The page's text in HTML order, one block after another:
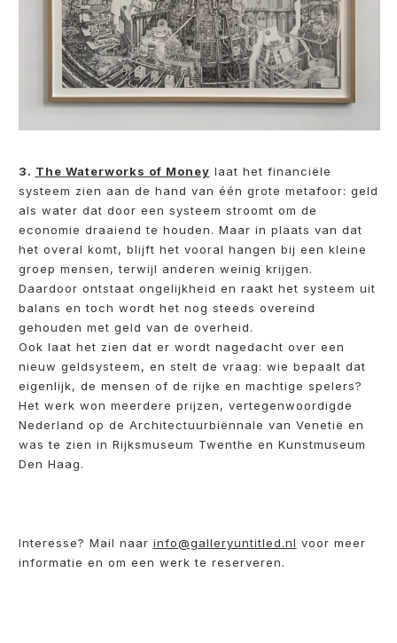
3. The Waterworks of Money laat het financiële
systeem zien aan de hand van één grote metafoor: geld
als water dat door een systeem stroomt om de
economie draaiend te houden. Maar in plaats van dat
het overal komt, blijft het vooral hangen bij een kleine
groep mensen, terwijl anderen weinig krijgen.
Daardoor ontstaat ongelijkheid en raakt het systeem uit
balans en toch wordt het nog steeds overeind
gehouden met geld van de overheid.
Ook laat het zien dat er wordt nagedacht over een
nieuw geldsysteem, en stelt de vraag: wie bepaalt dat
eigenlijk, de mensen of de rijke en machtige spelers?
Het werk won meerdere prijzen, vertegenwoordigde
Nederland op de Architectuurbiënnale van Venetië en
was te zien in Rijksmuseum Twenthe en Kunstmuseum
Den Haag.
Interesse? Mail naar info@galleryuntitled.nl voor meer
informatie en om een werk te reserveren.